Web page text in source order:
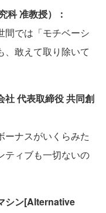
科 准教授）：
では「モチベーシ
、敢えて取り除いて
社 代表取締役 共同創
ナスがいくらみた
ティブも一切ないの
シン[Alternative